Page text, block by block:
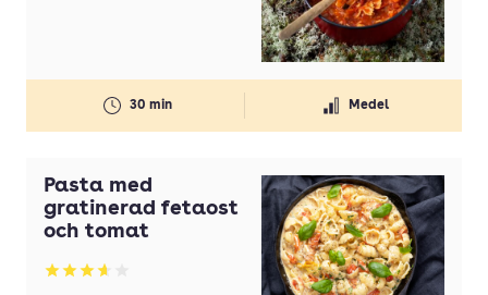
30 min Medel
Pasta med
gratinerad fetaost
och tomat
Betyg: 3.67 av 5